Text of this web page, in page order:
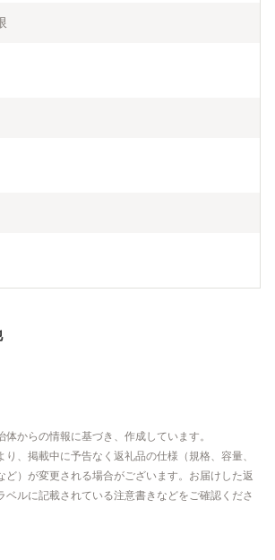
からの情報に基づき、作成しています。
り、掲載中に予告なく返礼品の仕様（規格、容量、
ど）が変更される場合がございます。お届けした返
ベルに記載されている注意書きなどをご確認くださ